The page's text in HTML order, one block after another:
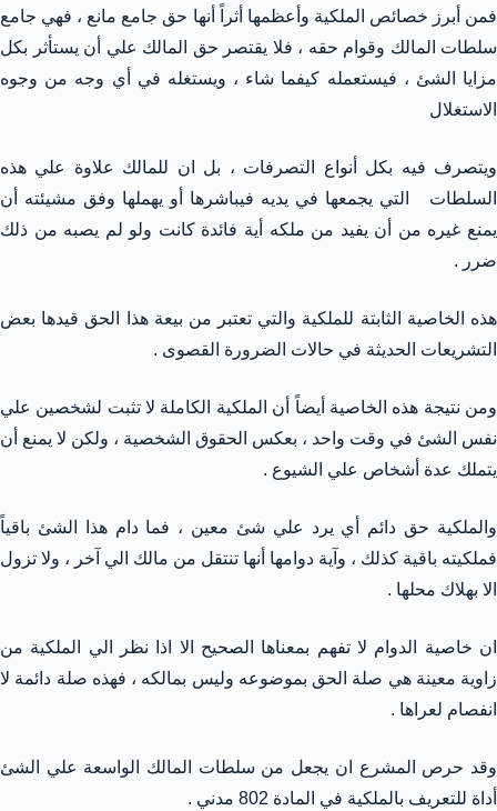
فمن أبرز خصائص الملكية وأعظمها أثراً أنها حق جامع مانع ، فهي جامع
سلطات المالك وقوام حقه ، فلا يقتصر حق المالك علي أن يستأثر بكل
مزايا الشئ ، فيستعمله كيفما شاء ، ويستغله في أي وجه من وجوه
الاستغلال
ويتصرف فيه بكل أنواع التصرفات ، بل ان للمالك علاوة علي هذه
السلطات التي يجمعها في يديه فيباشرها أو يهملها وفق مشيئته أن
يمنع غيره من أن يفيد من ملكه أية فائدة كانت ولو لم يصبه من ذلك
ضرر .
هذه الخاصية الثابتة للملكية والتي تعتبر من بيعة هذا الحق قيدها بعض
التشريعات الحديثة في حالات الضرورة القصوى .
ومن نتيجة هذه الخاصية أيضاً أن الملكية الكاملة لا تثبت لشخصين علي
نفس الشئ في وقت واحد ، بعكس الحقوق الشخصية ، ولكن لا يمنع أن
يتملك عدة أشخاص علي الشيوع .
والملكية حق دائم أي يرد علي شئ معين ، فما دام هذا الشئ باقياً
فملكيته باقية كذلك ، وآية دوامها أنها تنتقل من مالك الي آخر ، ولا تزول
الا بهلاك محلها .
ان خاصية الدوام لا تفهم بمعناها الصحيح الا اذا نظر الي الملكية من
زاوية معينة هي صلة الحق بموضوعه وليس بمالكه ، فهذه صلة دائمة لا
انفصام لعراها .
وقد حرص المشرع ان يجعل من سلطات المالك الواسعة علي الشئ
أداة للتعريف بالملكية في المادة 802 مدني .